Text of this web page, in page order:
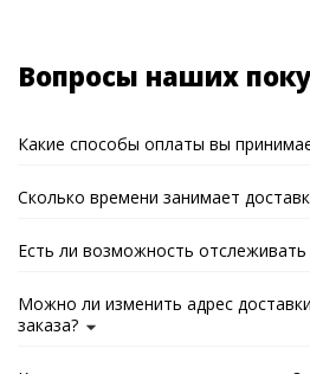
Вопросы наших
Какие способы оплаты вы
Сколько времени занимает
Есть ли возможность отслеживать
Можно ли изменить адрес
заказа?